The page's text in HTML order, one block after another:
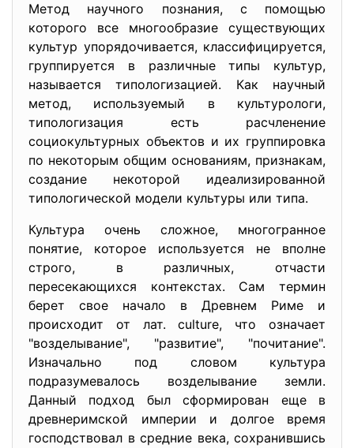
Метод научного познания, с помощью
которого все многообразие существующих
культур упорядочивается, классифицируется,
группируется в различные типы культур,
называется типологизацией. Как научный
метод, используемый в культурологи,
типологизация есть расчленение
социокультурных объектов и их группировка
по некоторым общим основаниям, признакам,
создание некоторой идеализированной
типологической модели культуры или типа.
Культура очень сложное, многогранное
понятие, которое используется не вполне
строго, в различных, отчасти
пересекающихся контекстах. Сам термин
берет свое начало в Древнем Риме и
происходит от лат. culture, что означает
"возделывание", "развитие", "почитание".
Изначально под словом культура
подразумевалось возделывание земли.
Данный подход был сформирован еще в
древнеримской империи и долгое время
господствовал в средние века, сохранившись